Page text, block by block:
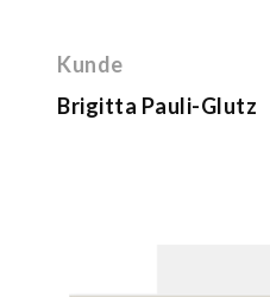
Kunde
Brigitta Pauli-Glutz